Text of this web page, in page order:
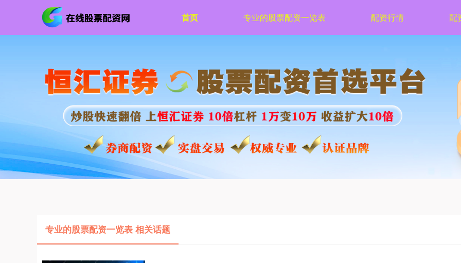
首页 专业的股票配资一览表 配资行情 配
专业的股票配资一览表 相关话题